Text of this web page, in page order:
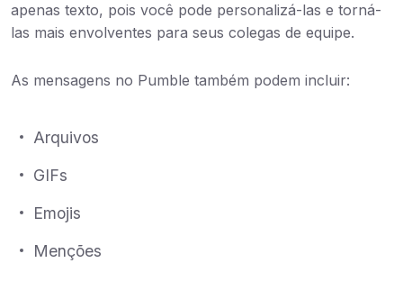
apenas texto, pois você pode personalizá-las e torná-
las mais envolventes para seus colegas de equipe.
As mensagens no Pumble também podem incluir:
Arquivos
GIFs
Emojis
Menções